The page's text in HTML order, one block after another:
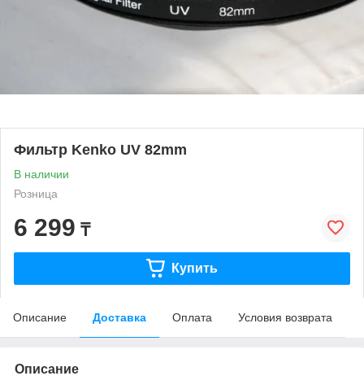
Фильтр Kenko UV 82mm
В наличии
Розница
6 299 ₸
Купить
Описание Доставка Оплата Условия возврата
Описание